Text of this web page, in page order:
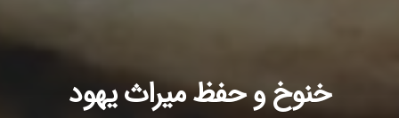
خنوخ و حفظ میراث یهود